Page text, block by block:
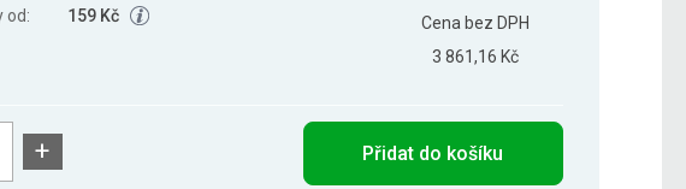
od:
159 Kč
Cena bez DPH
3 861,16 Kč
+ Přidat do košíku